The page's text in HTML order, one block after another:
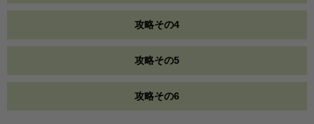
攻略その4
攻略その5
攻略その6